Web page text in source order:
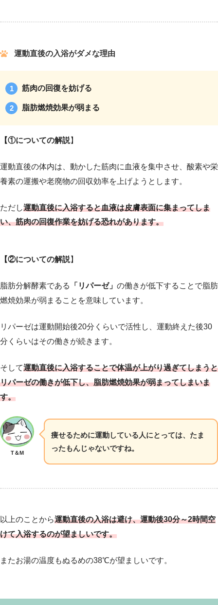
運動直後の入浴がダメな理由
筋肉の回復を妨げる
脂肪燃焼効果が弱まる
【①についての解説】
運動直後の体内は、動かした筋肉に血液を集中させ、酸素や栄
養素の運搬や老廃物の回収効率を上げようとします。
ただし運動直後に入浴すると血液は皮膚表面に集まってしま
い、筋肉の回復作業を妨げる恐れがあります。
【②についての解説】
脂肪分解酵素である 「リパーゼ」 の働きが低下することで脂肪
燃焼効果が弱まることを意味しています。
リパーゼは運動開始後20分くらいで活性し、運動終えた後30
分くらいはその働きが続きます。
そして運動直後に入浴することで体温が上がり過ぎてしまうと
リパーゼの働きが低下し、脂肪燃焼効果が弱まってしまいま
す。
T＆M
痩せるために運動している人にとっては、たま
ったもんじゃないですね。
以上のことから運動直後の入浴は避け、運動後30分～2時間空
けて入浴するのが望ましいです。
またお湯の温度もぬるめの38℃が望ましいです。